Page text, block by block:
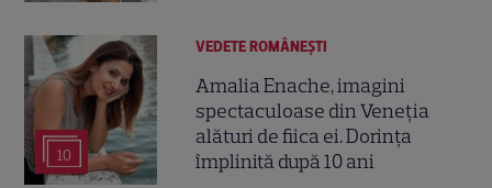
10
VEDETE ROMÂNEŞTI
Amalia Enache, imagini
spectaculoase din Veneția
alături de fiica ei. Dorința
împlinită după 10 ani